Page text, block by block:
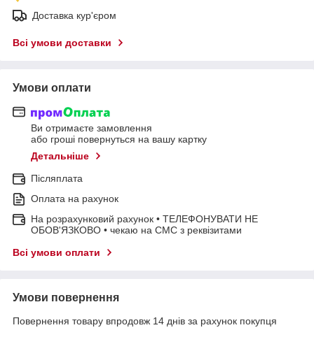
Доставка кур'єром
Всі умови доставки
Умови оплати
Ви отримаєте замовлення
або гроші повернуться на вашу картку
Детальніше
Післяплата
Оплата на рахунок
На розрахунковий рахунок • ТЕЛЕФОНУВАТИ НЕ
ОБОВ'ЯЗКОВО • чекаю на СМС з реквізитами
Всі умови оплати
Умови повернення
Повернення товару впродовж 14 днів за рахунок покупця